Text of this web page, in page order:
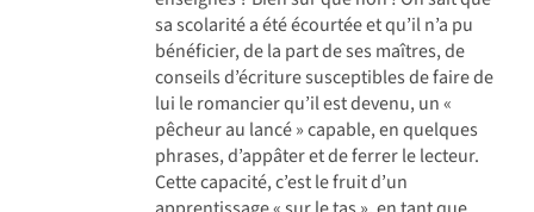
sa scolarité a été écourtée et qu’il n’a pu
bénéficier, de la part de ses maîtres, de
conseils d’écriture susceptibles de faire de
lui le romancier qu’il est devenu, un «
pêcheur au lancé » capable, en quelques
phrases, d’appâter et de ferrer le lecteur.
Cette capacité, c’est le fruit d’un